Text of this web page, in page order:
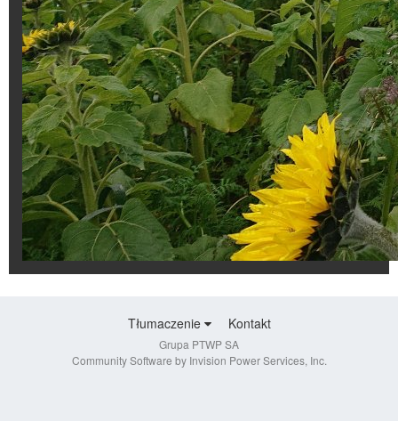
Tłumaczenie Kontakt
Grupa PTWP SA
Community Software by Invision Power Services, Inc.